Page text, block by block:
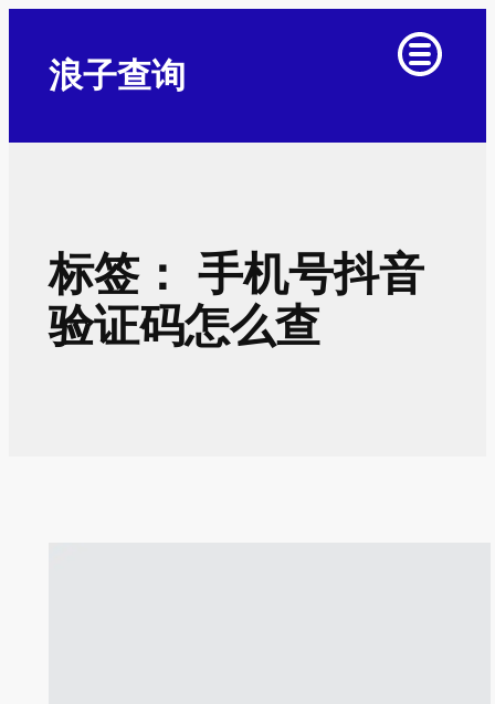
浪子查询
标签： 手机号抖音
验证码怎么查